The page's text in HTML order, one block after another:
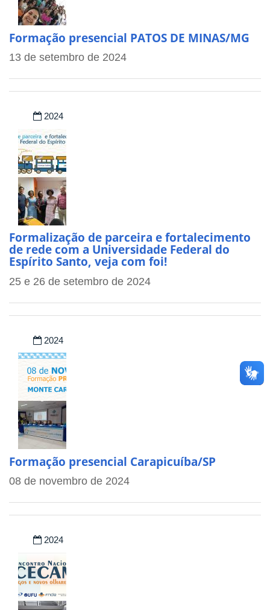
Formação presencial PATOS DE MINAS/MG
13 de setembro de 2024
2024
Formalização de parceira e fortalecimento
de rede com a Universidade Federal do
Espírito Santo, veja com foi!
25 e 26 de setembro de 2024
2024
Formação presencial Carapicuíba/SP
08 de novembro de 2024
2024